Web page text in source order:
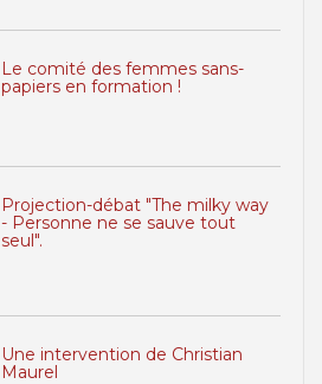
Le comité des femmes sans-
papiers en formation !
Projection-débat "The milky way
- Personne ne se sauve tout
seul".
Une intervention de Christian
Maurel